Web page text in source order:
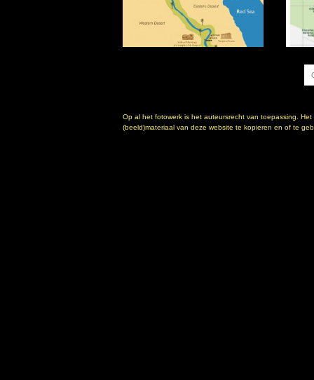
Op al het fotowerk is het auteursrecht van toepassing.
(beeld)materiaal van deze website te kopieren en of te